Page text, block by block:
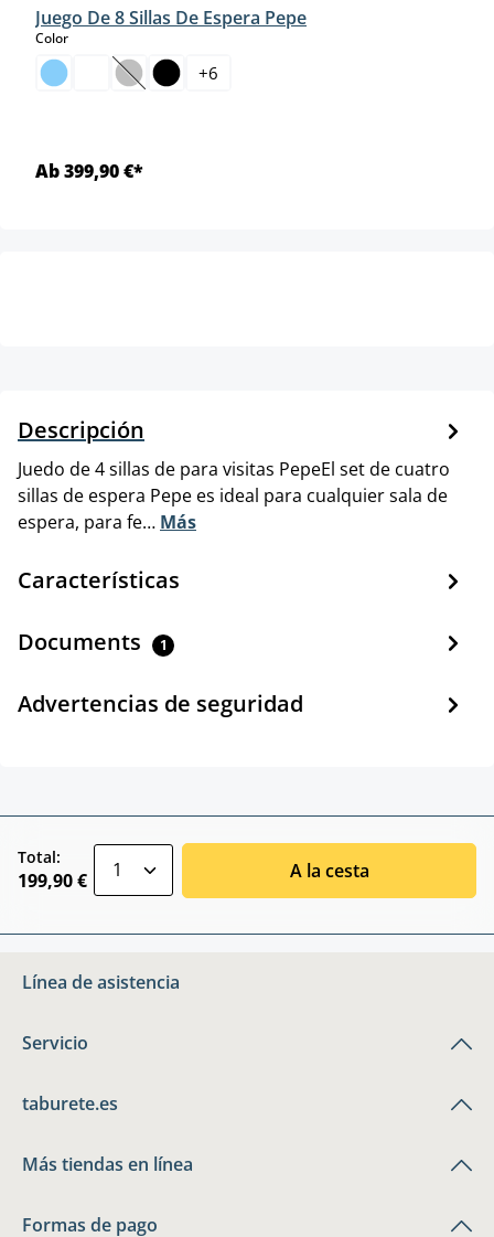
Juego De 8 Sillas De Espera Pepe
Colorselect
(Esta opción no está disponible en este momento.)
+6
Ab 399,90 €*
Descripción
Juedo de 4 sillas de para visitas PepeEl set de cuatro
sillas de espera Pepe es ideal para cualquier sala de
espera, para fe… Más
Características
Documents 1
Advertencias de seguridad
Total:
199,90 € A la cesta
Línea de asistencia
Servicio
taburete.es
Más tiendas en línea
Formas de pago